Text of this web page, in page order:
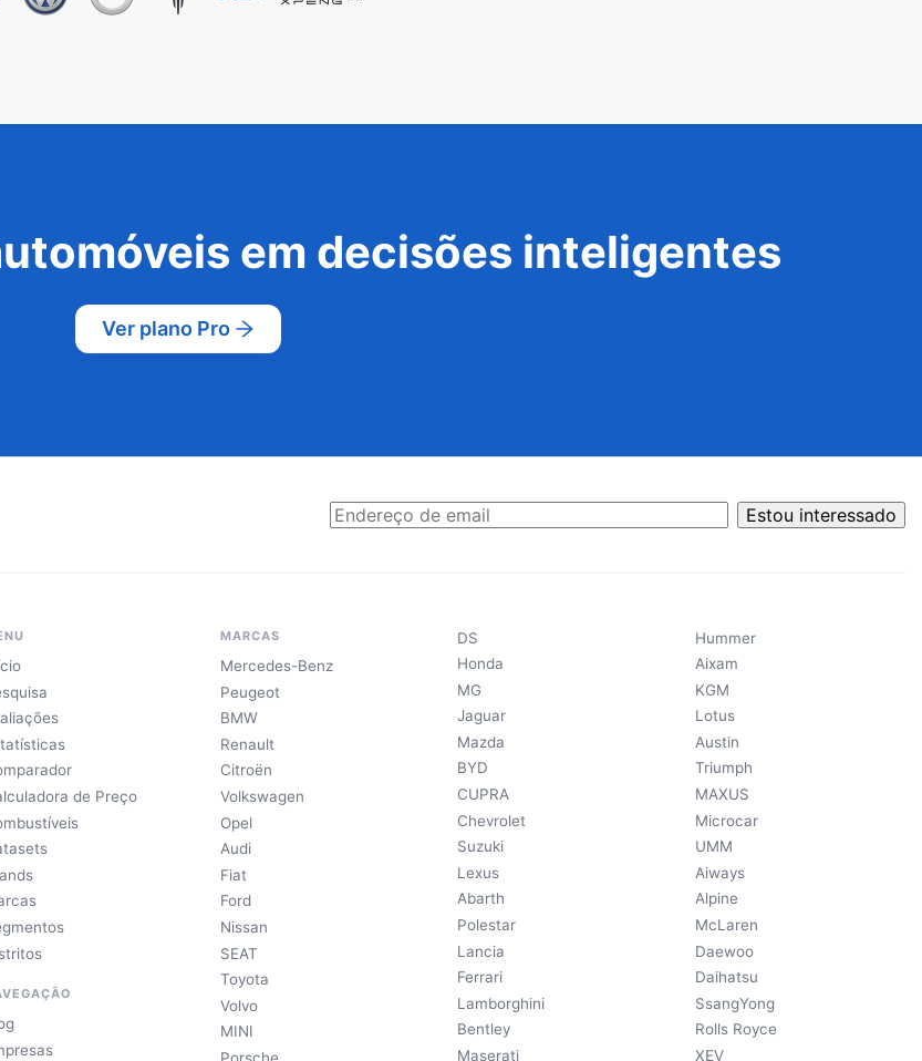
em decisões inteligentes
Ver plano Pro
Estou interessado
de Preço
MARCAS
Mercedes-Benz
Peugeot
BMW
Renault
Citroën
Volkswagen
Opel
Audi
Fiat
Ford
Nissan
SEAT
Toyota
Volvo
MINI
DS
Honda
MG
Jaguar
Mazda
BYD
CUPRA
Chevrolet
Suzuki
Lexus
Abarth
Polestar
Lancia
Ferrari
Lamborghini
Bentley
Maserati
Hummer
Aixam
KGM
Lotus
Austin
Triumph
MAXUS
Microcar
UMM
Aiways
Alpine
McLaren
Daewoo
Daihatsu
SsangYong
Rolls Royce
XEV